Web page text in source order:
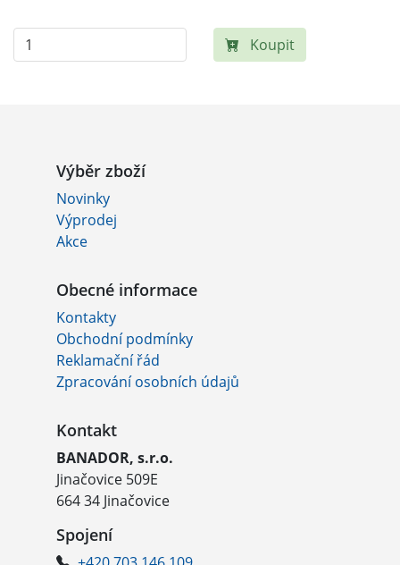
Koupit
Výběr zboží
Novinky
Výprodej
Akce
Obecné informace
Kontakty
Obchodní podmínky
Reklamační řád
Zpracování osobních údajů
Kontakt
BANADOR, s.r.o.
Jinačovice 509E
664 34 Jinačovice
Spojení